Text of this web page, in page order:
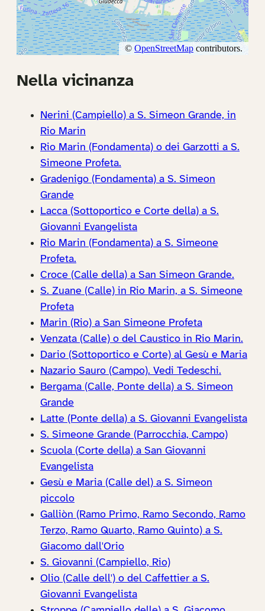
Nella vicinanza
Nerini (Campiello) a S. Simeon Grande, in
Rio Marin
Rio Marin (Fondamenta) o dei Garzotti a S.
Simeone Profeta.
Gradenigo (Fondamenta) a S. Simeon
Grande
Lacca (Sottoportico e Corte della) a S.
Giovanni Evangelista
Rio Marin (Fondamenta) a S. Simeone
Profeta.
Croce (Calle della) a San Simeon Grande.
S. Zuane (Calle) in Rio Marin, a S. Simeone
Profeta
Marin (Rio) a San Simeone Profeta
Venzata (Calle) o del Caustico in Rio Marin.
Dario (Sottoportico e Corte) al Gesù e Maria
Nazario Sauro (Campo). Vedi Tedeschi.
Bergama (Calle, Ponte della) a S. Simeon
Grande
Latte (Ponte della) a S. Giovanni Evangelista
S. Simeone Grande (Parrocchia, Campo)
Scuola (Corte della) a San Giovanni
Evangelista
Gesù e Maria (Calle del) a S. Simeon
piccolo
Galliòn (Ramo Primo, Ramo Secondo, Ramo
Terzo, Ramo Quarto, Ramo Quinto) a S.
Giacomo dall'Orio
S. Giovanni (Campiello, Rio)
Olio (Calle dell') o del Caffettier a S.
Giovanni Evangelista